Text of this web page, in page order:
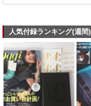
人気付録ランキング(週間)